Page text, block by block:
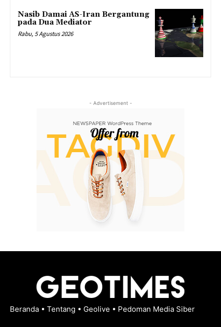
Nasib Damai AS-Iran Bergantung
pada Dua Mediator
Rabu, 5 Agustus 2026
- Advertisement -
Beranda • Tentang • Geolive • Pedoman Media Siber